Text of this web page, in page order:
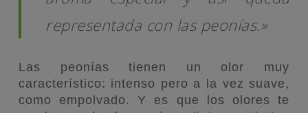
representada con las peonías.»
Las peonías tienen un olor muy
característico: intenso pero a la vez suave,
como empolvado. Y es que los olores te